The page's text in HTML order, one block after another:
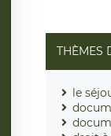
THÈMES
le